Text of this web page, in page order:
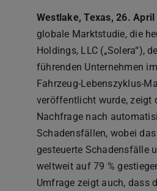
Westlake, Texas, 26. April
globale Marktstudie, die
Holdings, LLC („Solera“),
führenden Unternehmen
Fahrzeug-Lebenszyklus-
veröffentlicht wurde, zeigt
Nachfrage nach
Schadensfällen, wobei
gesteuerte Schadensfälle
weltweit auf 79 %
Umfrage zeigt auch, dass